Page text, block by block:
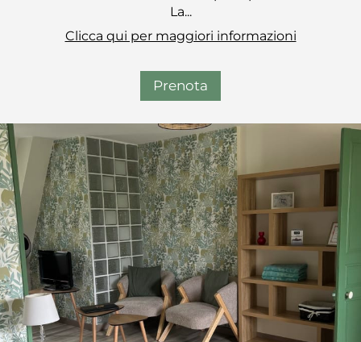
La...
Clicca qui per maggiori informazioni
Prenota